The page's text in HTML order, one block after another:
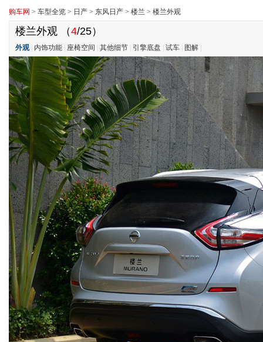
购车网 > 车型全览 > 日产 > 东风日产 > 楼兰 > 楼兰外观
楼兰外观 （4/25）
外观| 内饰功能 座椅空间 其他细节 引擎底盘 试车 图解